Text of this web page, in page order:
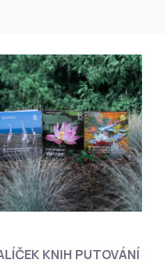
KNIH PUTOVÁNÍ